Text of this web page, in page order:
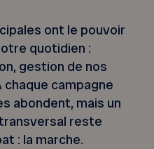
ont le pouvoir
quotidien :
gestion de nos
campagne
abondent, mais un
reste
: la marche.